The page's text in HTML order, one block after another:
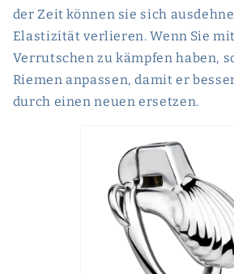
der Zeit können sie sich
Elastizität verlieren. Wenn Sie
Verrutschen zu kämpfen haben,
Riemen anpassen, damit er
durch einen neuen ersetzen.